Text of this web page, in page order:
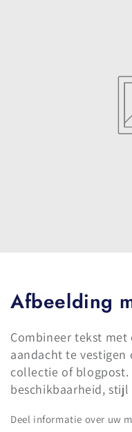
Afbeelding
Combineer tekst
aandacht te
collectie of blogpost.
beschikbaarheid, stijl
Deel informatie over uw